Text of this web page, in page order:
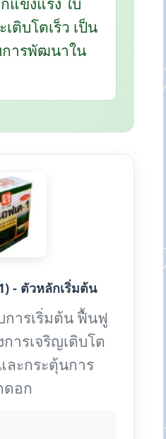
ติบโตเร็ว เป็น
ารพัฒนาใน
- ตัวหลักเริ่มต้น
การเริ่มต้น ฟื้นฟู
ารเจริญเติบโต
ละกระตุ้นการ
ดอก